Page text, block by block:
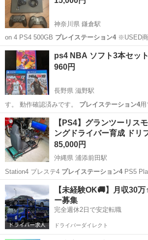
神奈川県 鎌倉駅
on 4 PS4 500GB プレイステーション4 ※USED
神奈川 鎌倉市 鎌倉駅 テレビゲーム
ps4 NBA ソフト3本セット
960円
長野県 滋野駅
す。 動作確認済みです。 プレイステーション4用
長野 東御市 滋野駅 テレビゲーム
【PS4】グランツーリス
ングドライバー育成 ドリ
85,000円
沖縄県 浦添前田駅
Station4 プレステ4 プレイステーション4PS5
沖縄 宜野湾市 浦添前田駅 テレビゲ
【未経験OK🚚】月収30
ー募集
完全週休2日で安定転職
ドライバーダイレクト